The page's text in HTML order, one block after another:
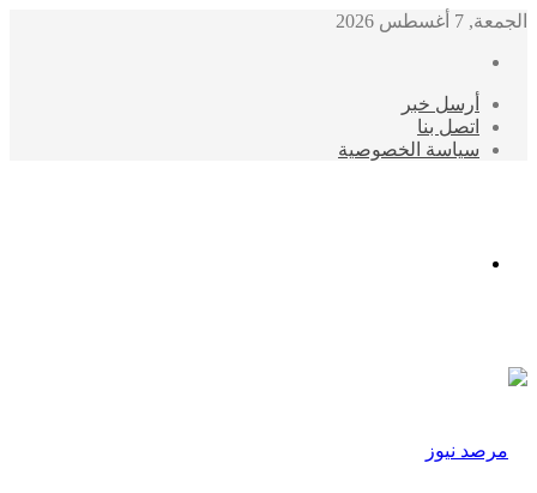
الجمعة, 7 أغسطس 2026
أرسل خبر
اتصل بنا
سياسة الخصوصية